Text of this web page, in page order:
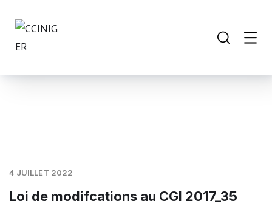
4 JUILLET 2022
Loi de modifcations au CGI 2017_35